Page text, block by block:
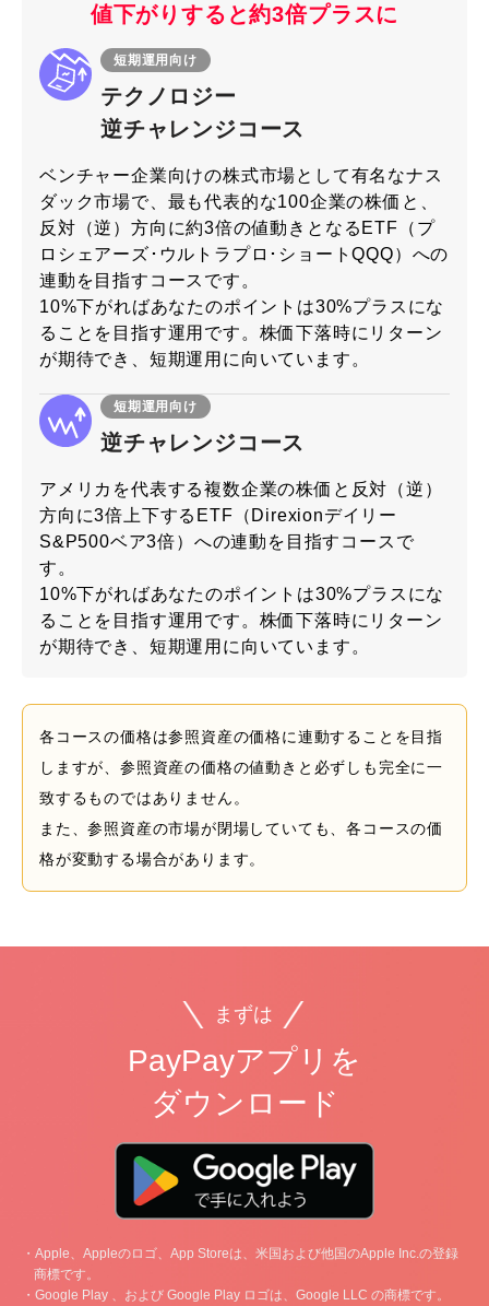
値下がりすると約3倍プラスに
短期運用向け
テクノロジー
逆チャレンジコース
ベンチャー企業向けの株式市場として有名なナス
ダック市場で、最も代表的な100企業の株価と、
反対（逆）方向に約3倍の値動きとなるETF（プ
ロシェアーズ･ウルトラプロ･ショートQQQ）への
連動を目指すコースです。
10%下がればあなたのポイントは30%プラスにな
ることを目指す運用です。株価下落時にリターン
が期待でき、短期運用に向いています。
短期運用向け
逆チャレンジコース
アメリカを代表する複数企業の株価と反対（逆）
方向に3倍上下するETF（Direxionデイリー
S&P500ベア3倍）への連動を目指すコースで
す。
10%下がればあなたのポイントは30%プラスにな
ることを目指す運用です。株価下落時にリターン
が期待でき、短期運用に向いています。
各コースの価格は参照資産の価格に連動することを目指
しますが、参照資産の価格の値動きと必ずしも完全に一
致するものではありません。
また、参照資産の市場が閉場していても、各コースの価
格が変動する場合があります。
まずは
PayPayアプリを
ダウンロード
・Apple、Appleのロゴ、App Storeは、米国および他国のApple Inc.の登録
商標です。
・Google Play 、および Google Play ロゴは、Google LLC の商標です。